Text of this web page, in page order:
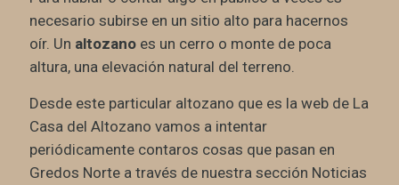
necesario subirse en un sitio alto para hacernos
oír. Un altozano es un cerro o monte de poca
altura, una elevación natural del terreno.
Desde este particular altozano que es la web de La
Casa del Altozano vamos a intentar
periódicamente contaros cosas que pasan en
Gredos Norte a través de nuestra sección Noticias